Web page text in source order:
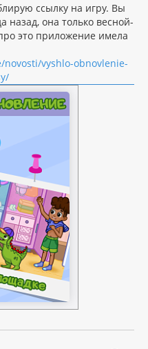
ссылку на игру. Вы
назад, она только весной-
это приложение имела
vyshlo-obnovlenie-